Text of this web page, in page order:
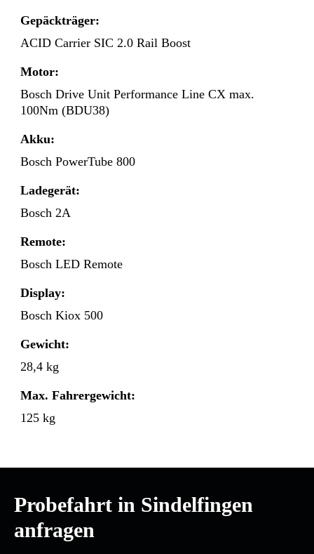
Gepäckträger:
ACID Carrier SIC 2.0 Rail Boost
Motor:
Bosch Drive Unit Performance Line CX max.
100Nm (BDU38)
Akku:
Bosch PowerTube 800
Ladegerät:
Bosch 2A
Remote:
Bosch LED Remote
Display:
Bosch Kiox 500
Gewicht:
28,4 kg
Max. Fahrergewicht:
125 kg
Probefahrt in Sindelfingen
anfragen